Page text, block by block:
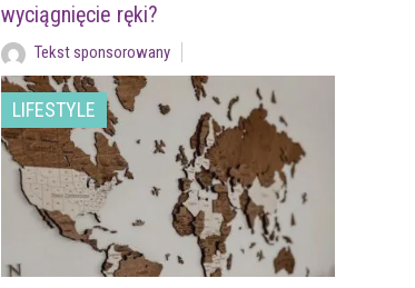
wyciągnięcie ręki?
Tekst sponsorowany
LIFESTYLE